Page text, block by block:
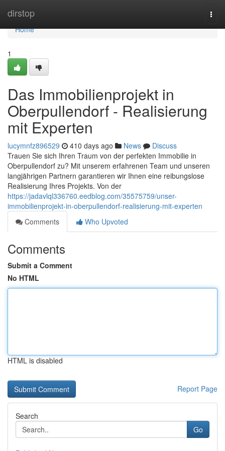
dirstop
Home
Home
1
Das Immobilienprojekt in
Oberpullendorf - Realisierung
mit Experten
lucymnfz896529 410 days ago News
Discuss
Trauen Sie sich Ihren Traum von der perfekten Immobilie in
Oberpullendorf zu? Mit unserem erfahrenen Team und unseren
langjährigen Partnern garantieren wir Ihnen eine reibungslose
Realisierung Ihres Projekts. Von der
https://jadavlql336760.eedblog.com/35575759/unser-
immobilienprojekt-in-oberpullendorf-realisierung-mit-experten
Comments
Who Upvoted
Comments
Submit a Comment
No HTML
HTML is disabled
Report Page
Search
Go